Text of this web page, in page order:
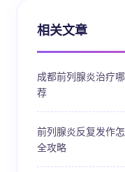
相关文章
成都前列腺炎治疗
荐
前列腺炎反复发作
全攻略